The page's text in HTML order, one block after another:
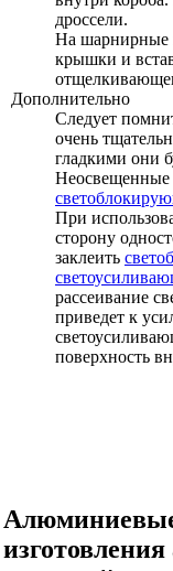
дроссели.
На шарнирные
крышки и
Дополнительно
Следует
очень
гладкими они
Неосвещенные
При
сторону
заклеить
рассеивание
приведет к
поверхность